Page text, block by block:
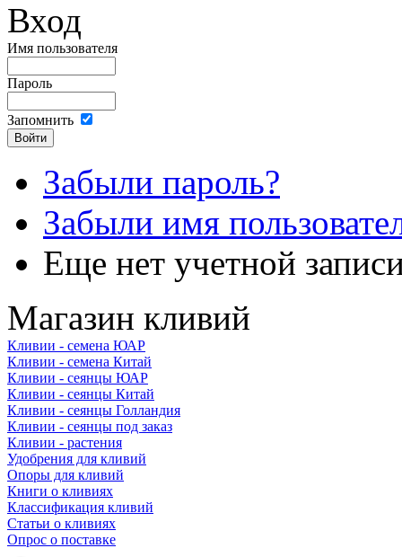
Вход
Имя пользователя
Пароль
Запомнить
Забыли пароль?
Забыли имя
Еще нет учетной
Магазин кливий
Кливии - семена ЮАР
Кливии - семена Китай
Кливии - сеянцы ЮАР
Кливии - сеянцы Китай
Кливии - сеянцы Голландия
Кливии - сеянцы под заказ
Кливии - растения
Удобрения для кливий
Опоры для кливий
Книги о кливиях
Классификация кливий
Статьи о кливиях
Опрос о поставке